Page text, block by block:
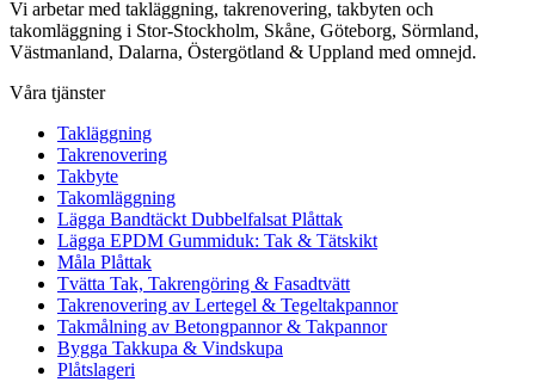
Vi arbetar med takläggning, takrenovering, takbyten och
takomläggning i Stor-Stockholm, Skåne, Göteborg, Sörmland,
Västmanland, Dalarna, Östergötland & Uppland med omnejd.
Våra tjänster
Takläggning
Takrenovering
Takbyte
Takomläggning
Lägga Bandtäckt Dubbelfalsat Plåttak
Lägga EPDM Gummiduk: Tak & Tätskikt
Måla Plåttak
Tvätta Tak, Takrengöring & Fasadtvätt
Takrenovering av Lertegel & Tegeltakpannor
Takmålning av Betongpannor & Takpannor
Bygga Takkupa & Vindskupa
Plåtslageri